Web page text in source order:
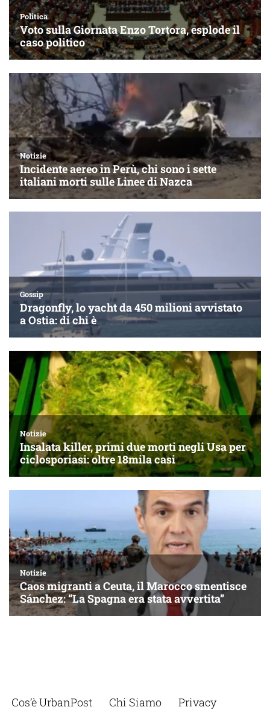
Cos’è UrbanPost Chi Siamo
Privacy